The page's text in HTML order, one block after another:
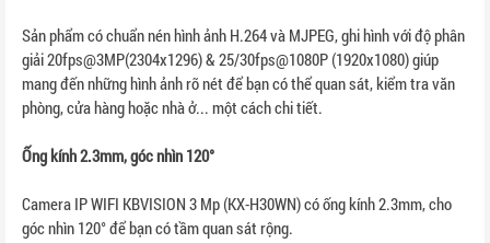
Sản phẩm có chuẩn nén hình ảnh H.264 và MJPEG, ghi hình với độ phân
giải 20fps@3MP(2304x1296) & 25/30fps@1080P (1920x1080) giúp
mang đến những hình ảnh rõ nét để bạn có thể quan sát, kiểm tra văn
phòng, cửa hàng hoặc nhà ở... một cách chi tiết.
Ống kính 2.3mm, góc nhìn 120°
Camera IP WIFI KBVISION 3 Mp (KX-H30WN) có ống kính 2.3mm, cho
góc nhìn 120° để bạn có tầm quan sát rộng.